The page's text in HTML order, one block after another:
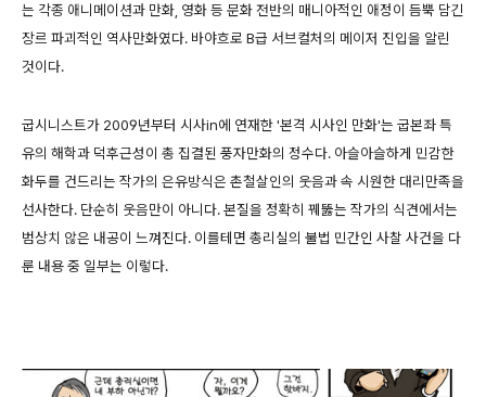
는 각종 애니메이션과 만화, 영화 등 문화 전반의 매니아적인 애정이 듬뿍 담긴
장르 파괴적인 역사만화였다. 바야흐로 B급 서브컬처의 메이저 진입을 알린
것이다.
굽시니스트가 2009년부터 시사in에 연재한 '본격 시사인 만화'는 굽본좌 특
유의 해학과 덕후근성이 총 집결된 풍자만화의 정수다. 아슬아슬하게 민감한
화두를 건드리는 작가의 은유방식은 촌철살인의 웃음과 속 시원한 대리만족을
선사한다. 단순히 웃음만이 아니다. 본질을 정확히 꿰뚫는 작가의 식견에서는
범상치 않은 내공이 느껴진다. 이를테면 총리실의 불법 민간인 사찰 사건을 다
룬 내용 중 일부는 이렇다.